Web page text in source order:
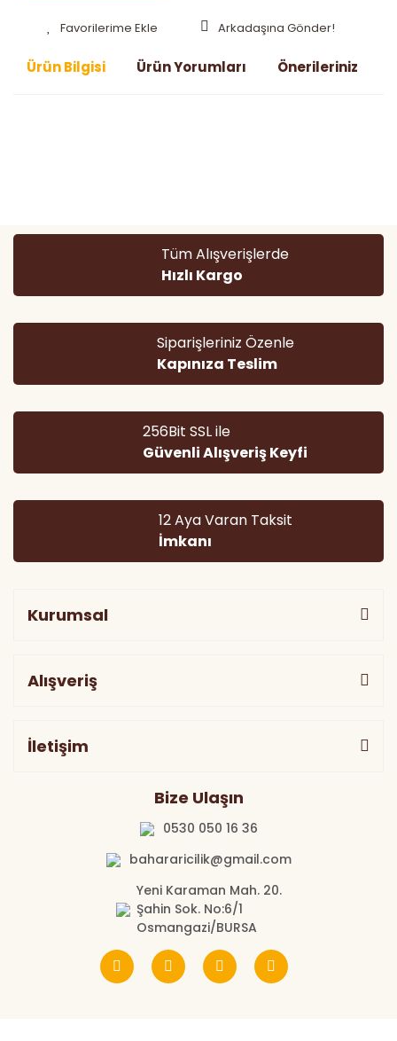
Arkadaşına Gönder!
Ürün Bilgisi Ürün Yorumları Önerileriniz
Ürün resmi kalitesiz, bozuk veya görüntülenemiyor.
Ürün açıklamasında eksik bilgiler bulunuyor.
Ürün bilgilerinde hatalar bulunuyor.
Bu ürüne benzer farklı alternatifler olmalı.
Gönder
Tüm Alışverişlerde
Hızlı Kargo
Siparişleriniz Özenle
Kapınıza Teslim
256Bit SSL ile
Güvenli Alışveriş Keyfi
12 Aya Varan Taksit
İmkanı
Kurumsal
Alışveriş
İletişim
Bize Ulaşın
0530 050 16 36
bahararicilik@gmail.com
Yeni Karaman Mah. 20.
Şahin Sok. No:6/1
Osmangazi/BURSA